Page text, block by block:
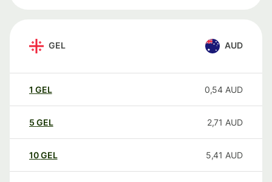
GEL AUD
1 GEL 0,54 AUD
5 GEL 2,71 AUD
10GEL 5,41 AUD